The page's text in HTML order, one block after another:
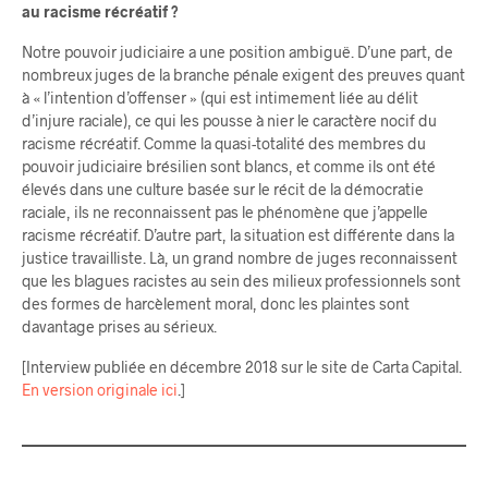
au racisme récréatif ?
Notre pouvoir judiciaire a une position ambiguë. D’une part, de
nombreux juges de la branche pénale exigent des preuves quant
à « l’intention d’offenser » (qui est intimement liée au délit
d’injure raciale), ce qui les pousse à nier le caractère nocif du
racisme récréatif. Comme la quasi-totalité des membres du
pouvoir judiciaire brésilien sont blancs, et comme ils ont été
élevés dans une culture basée sur le récit de la démocratie
raciale, ils ne reconnaissent pas le phénomène que j’appelle
racisme récréatif. D’autre part, la situation est différente dans la
justice travailliste. Là, un grand nombre de juges reconnaissent
que les blagues racistes au sein des milieux professionnels sont
des formes de harcèlement moral, donc les plaintes sont
davantage prises au sérieux.
[Interview publiée en décembre 2018 sur le site de Carta Capital.
En version originale ici .]